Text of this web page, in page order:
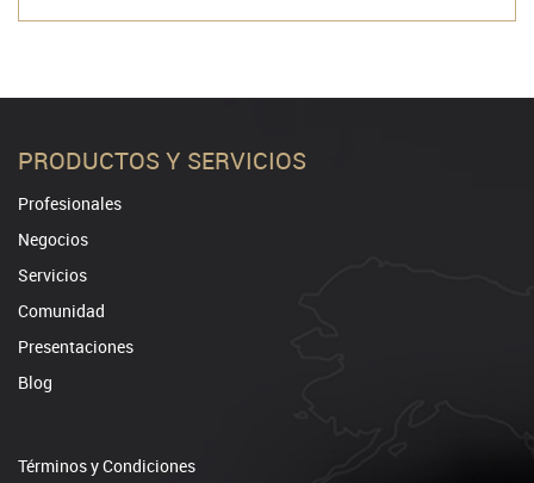
PRODUCTOS Y SERVICIOS
Profesionales
Negocios
Servicios
Comunidad
Presentaciones
Blog
Términos y Condiciones